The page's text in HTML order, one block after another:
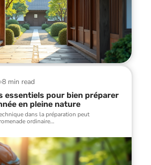
8 min read
essentiels pour bien préparer
en pleine nature
dans la préparation peut
ordinaire…